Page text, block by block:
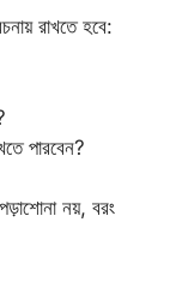
রাখতে হবে:
পারবেন?
নয়, বরং